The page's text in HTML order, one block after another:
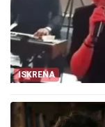
ISKRENA